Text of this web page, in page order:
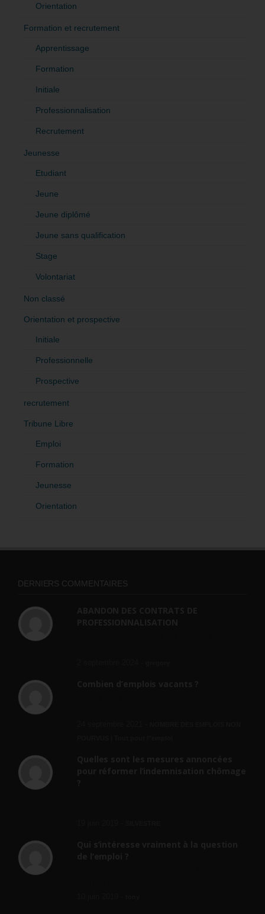
Orientation
Formation et recrutement
Apprentissage
Formation
Initiale
Professionnalisation
Recrutement
Jeunesse
Etudiant
Jeune
Jeune diplômé
Jeune sans qualification
Stage
Volontariat
Non classé
Orientation et prospective
Initiale
Professionnelle
Prospective
recrutement
Tribune Libre
Emploi
Formation
Jeunesse
Orientation
DERNIERS COMMENTAIRES